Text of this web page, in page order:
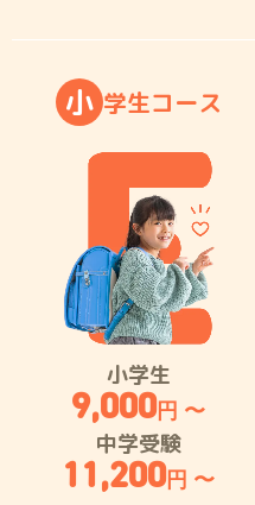
小 学生コース
小学生
9,000円 〜
中学受験
11,200円 〜